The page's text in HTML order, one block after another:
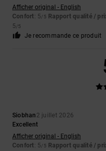
Afficher original - English
Confort: 5/5 Rapport qualité /
5/5
Je recommande ce produit
Siobhan 2 juillet 2026
Excellent
Afficher original - English
Confort: 5/5 Rapport qualité /